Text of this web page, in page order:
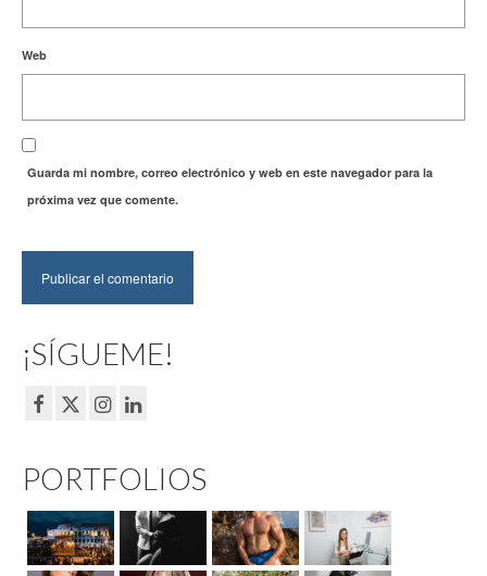
Web
Guarda mi nombre, correo electrónico y web en este navegador para la
próxima vez que comente.
¡SÍGUEME!
PORTFOLIOS